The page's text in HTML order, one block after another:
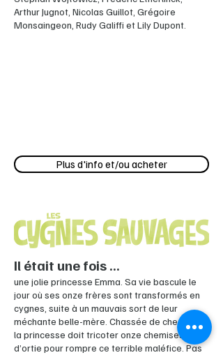
Arthur Jugnot, Nicolas Guillot, Grégoire
Monsaingeon, Rudy Galiffi et Lily Dupont.
Plus d'info et/ou acheter
Il était une fois ...
une jolie princesse Emma. Sa vie bascule le
jour où ses onze frères sont transformés en
cygnes, suite à un mauvais sort de leur
méchante belle-mère. Chassée de chez elle,
la princesse doit tricoter onze chemises
d’ortie pour rompre ce terrible maléfice. Pas